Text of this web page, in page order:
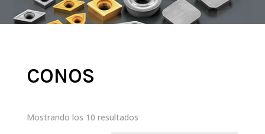
CONOS
Mostrando los 10 resultados